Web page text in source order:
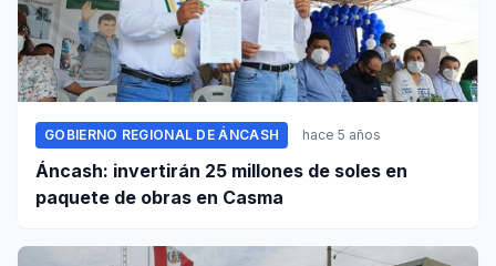
GOBIERNO REGIONAL DE ÁNCASH hace 5 años
Áncash: invertirán 25 millones de soles en
paquete de obras en Casma